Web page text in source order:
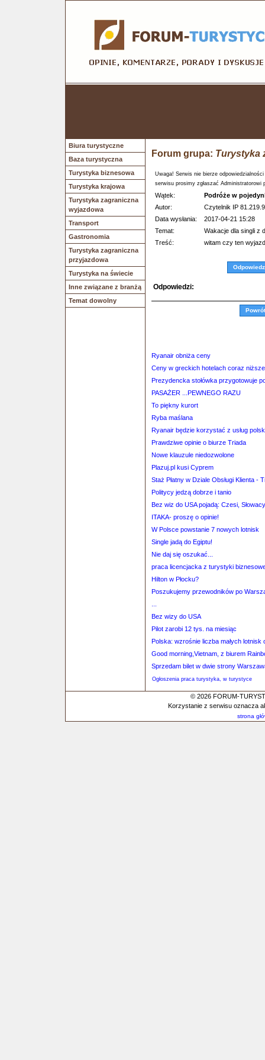
Biura turystyczne
Baza turystyczna
Turystyka biznesowa
Turystyka krajowa
Turystyka zagraniczna
wyjazdowa
Transport
Gastronomia
Turystyka zagraniczna
przyjazdowa
Turystyka na świecie
Inne związane z branżą
Temat dowolny
Forum grupa: Turystyka
Uwaga! Serwis nie bierze
serwisu prosimy zgłaszać Administratorowi
Wątek:
Podróże w
Autor:
Czytelnik IP
Data wysłania:
2017-04-21 15:28
Temat:
Wakacje dla singli z
Treść:
witam czy ten
Odpowiedz
Odpowiedzi:
Ryanair obniża ceny
Ceny w greckich hotelach coraz niższe
Prezydencka stołówka przygotowuje
PASAŻER ...PEWNEGO RAZU
To piękny kurort
Ryba maślana
Ryanair będzie korzystać z usług
Prawdziwe opinie o biurze Triada
Nowe klauzule niedozwolone
Plazuj.pl kusi Cyprem
Staż Płatny w Dziale Obsługi Klienta -
Politycy jedzą dobrze i tanio
Bez wiz do USA pojadą: Czesi,
ITAKA- proszę o opinie!
W Polsce powstanie 7 nowych lotnisk
Single jadą do Egiptu!
Nie daj się oszukać...
praca licencjacka z turystyki
Hilton w Płocku?
Poszukujemy przewodników po
Bez wizy do USA
Pilot zarobi 12 tys. na miesiąc
Polska: wzrośnie liczba małych lotnisk
Good morning,Vietnam, z biurem
Sprzedam bilet w dwie strony
Ogłoszenia praca turystyka, w turystyce
© 2026 FORUM-
Korzystanie z serwisu oznacza
strona